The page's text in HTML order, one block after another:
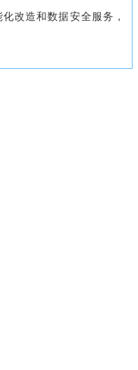
改造和数据安全服务，